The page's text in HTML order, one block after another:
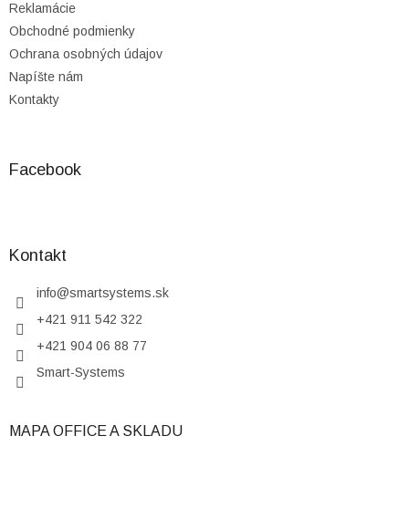
Reklamácie
Obchodné podmienky
Ochrana osobných údajov
Napíšte nám
Kontakty
Facebook
Kontakt
info@smartsystems.sk
+421 911 542 322
+421 904 06 88 77
Smart-Systems
MAPA OFFICE A SKLADU